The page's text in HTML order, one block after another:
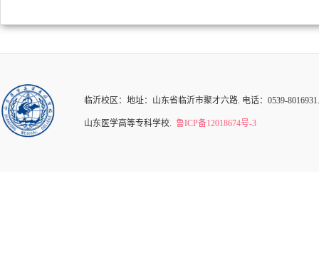
临沂校区：地址：山东省临沂市聚才六路. 电话：0539-
山东医学高等专科学校. 鲁ICP备12018674号-3